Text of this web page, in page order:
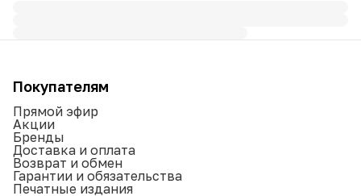
Покупателям
Прямой эфир
Акции
Бренды
Доставка и оплата
Возврат и обмен
Гарантии и обязательства
Печатные издания